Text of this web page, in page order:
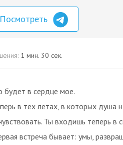
Посмотреть
1 мин. 30 сек.
будет в сердце мое.
в тех летах, в которых душа
Ты входишь теперь в
встреча бывает: умы,